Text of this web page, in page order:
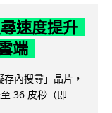
速度提升
端
內搜尋」晶片，
36 皮秒（即